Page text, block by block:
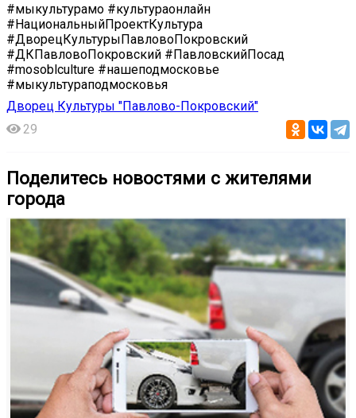
#мыкультурамо #культураонлайн
#НациональныйПроектКультура
#ДворецКультурыПавловоПокровский
#ДКПавловоПокровский #ПавловскийПосад
#mosoblculture #нашеподмосковье
#мыкультураподмосковья
Дворец Культуры "Павлово-Покровский"
29
Поделитесь новостями с жителями
города